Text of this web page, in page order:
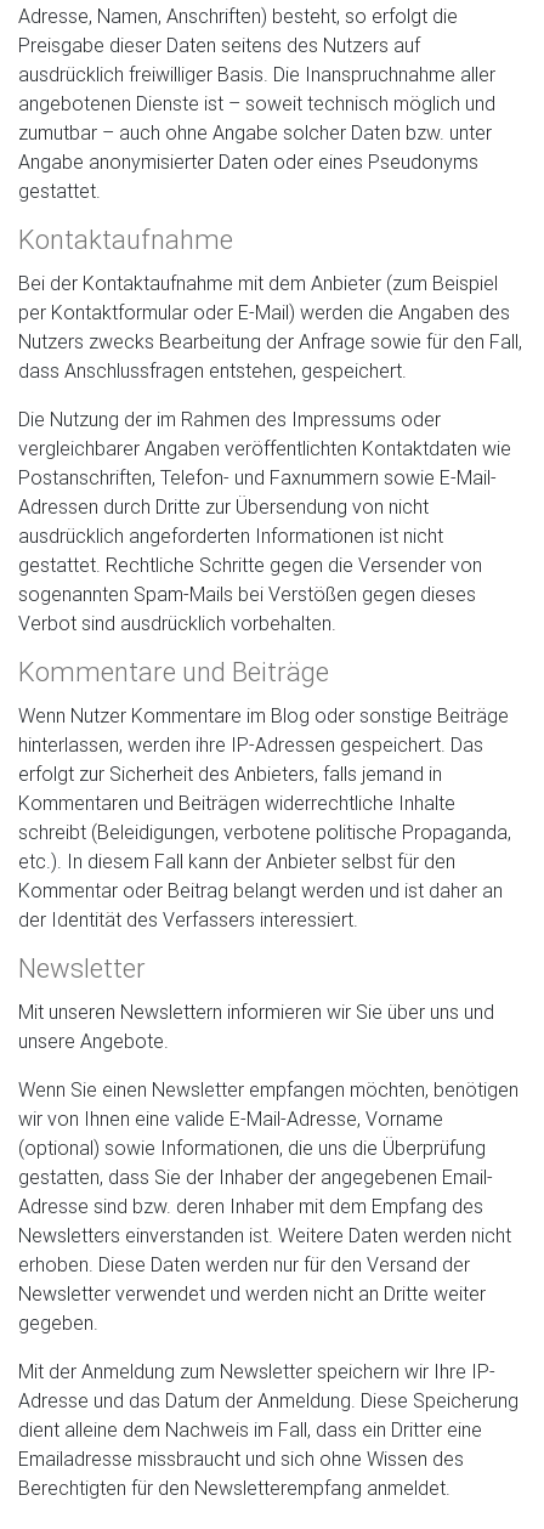
Adresse, Namen, Anschriften) besteht, so erfolgt die
Preisgabe dieser Daten seitens des Nutzers auf
ausdrücklich freiwilliger Basis. Die Inanspruchnahme aller
angebotenen Dienste ist – soweit technisch möglich und
zumutbar – auch ohne Angabe solcher Daten bzw. unter
Angabe anonymisierter Daten oder eines Pseudonyms
gestattet.
Kontaktaufnahme
Bei der Kontaktaufnahme mit dem Anbieter (zum Beispiel
per Kontaktformular oder E-Mail) werden die Angaben des
Nutzers zwecks Bearbeitung der Anfrage sowie für den Fall,
dass Anschlussfragen entstehen, gespeichert.
Die Nutzung der im Rahmen des Impressums oder
vergleichbarer Angaben veröffentlichten Kontaktdaten wie
Postanschriften, Telefon- und Faxnummern sowie E-Mail-
Adressen durch Dritte zur Übersendung von nicht
ausdrücklich angeforderten Informationen ist nicht
gestattet. Rechtliche Schritte gegen die Versender von
sogenannten Spam-Mails bei Verstößen gegen dieses
Verbot sind ausdrücklich vorbehalten.
Kommentare und Beiträge
Wenn Nutzer Kommentare im Blog oder sonstige Beiträge
hinterlassen, werden ihre IP-Adressen gespeichert. Das
erfolgt zur Sicherheit des Anbieters, falls jemand in
Kommentaren und Beiträgen widerrechtliche Inhalte
schreibt (Beleidigungen, verbotene politische Propaganda,
etc.). In diesem Fall kann der Anbieter selbst für den
Kommentar oder Beitrag belangt werden und ist daher an
der Identität des Verfassers interessiert.
Newsletter
Mit unseren Newslettern informieren wir Sie über uns und
unsere Angebote.
Wenn Sie einen Newsletter empfangen möchten, benötigen
wir von Ihnen eine valide E-Mail-Adresse, Vorname
(optional) sowie Informationen, die uns die Überprüfung
gestatten, dass Sie der Inhaber der angegebenen Email-
Adresse sind bzw. deren Inhaber mit dem Empfang des
Newsletters einverstanden ist. Weitere Daten werden nicht
erhoben. Diese Daten werden nur für den Versand der
Newsletter verwendet und werden nicht an Dritte weiter
gegeben.
Mit der Anmeldung zum Newsletter speichern wir Ihre IP-
Adresse und das Datum der Anmeldung. Diese Speicherung
dient alleine dem Nachweis im Fall, dass ein Dritter eine
Emailadresse missbraucht und sich ohne Wissen des
Berechtigten für den Newsletterempfang anmeldet.